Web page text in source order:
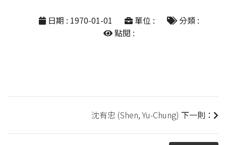
日期 : 1970-01-01 單位 :
分類 :
點閱 :
沈有忠 (Shen, Yu-Chung) 下一則：